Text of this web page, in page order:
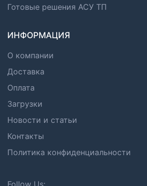
Готовые решения АСУ ТП
ИНФОРМАЦИЯ
О компании
Доставка
Оплата
Загрузки
Новости и статьи
Контакты
Политика конфиденциальности
Follow Us: